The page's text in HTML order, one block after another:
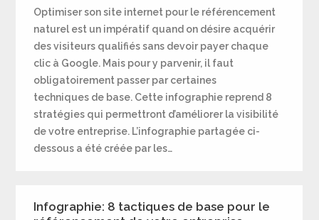
Optimiser son site internet pour le référencement
naturel est un impératif quand on désire acquérir
des visiteurs qualifiés sans devoir payer chaque
clic à Google. Mais pour y parvenir, il faut
obligatoirement passer par certaines
techniques de base. Cette infographie reprend 8
stratégies qui permettront d’améliorer la visibilité
de votre entreprise. L’infographie partagée ci-
dessous a été créée par les…
Infographie: 8 tactiques de base pour le